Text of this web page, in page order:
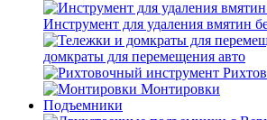
Инструмент для удаления вмятин
домкраты для перемещения авто
Монтировки
Подъемники